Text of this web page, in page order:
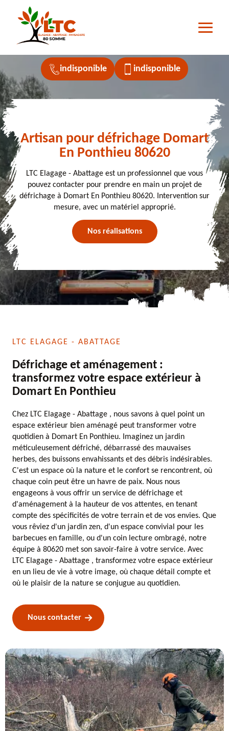
indisponible indisponible
Artisan pour défrichage Domart
En Ponthieu 80620
LTC Elagage - Abattage est un professionnel que vous
pouvez contacter pour prendre en main un projet de
défrichage à Domart En Ponthieu 80620. Intervention sur
mesure, avec un matériel approprié.
Nos réalisations
LTC ELAGAGE - ABATTAGE
Défrichage et aménagement :
transformez votre espace extérieur à
Domart En Ponthieu
Chez LTC Elagage - Abattage , nous savons à quel point un
espace extérieur bien aménagé peut transformer votre
quotidien à Domart En Ponthieu. Imaginez un jardin
méticuleusement défriché, débarrassé des mauvaises
herbes, des buissons envahissants et des débris indésirables.
C'est un espace où la nature et le confort se rencontrent, où
chaque coin peut être un havre de paix. Nous nous
engageons à vous offrir un service de défrichage et
d'aménagement à la hauteur de vos attentes, en tenant
compte des spécificités de votre terrain et de vos envies. Que
vous rêviez d'un jardin zen, d'un espace convivial pour les
barbecues en famille, ou d'un coin lecture ombragé, notre
équipe à 80620 met son savoir-faire à votre service. Avec
LTC Elagage - Abattage , transformez votre espace extérieur
en un lieu de vie à votre image, où chaque détail compte et
où le plaisir de la nature se conjugue au quotidien.
Nous contacter